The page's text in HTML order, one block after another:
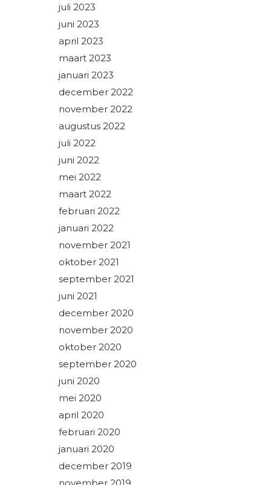
juli 2023
juni 2023
april 2023
maart 2023
januari 2023
december 2022
november 2022
augustus 2022
juli 2022
juni 2022
mei 2022
maart 2022
februari 2022
januari 2022
november 2021
oktober 2021
september 2021
juni 2021
december 2020
november 2020
oktober 2020
september 2020
juni 2020
mei 2020
april 2020
februari 2020
januari 2020
december 2019